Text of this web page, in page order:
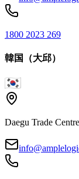
1800 2023 269
韓国（大邱）
Daegu Trade